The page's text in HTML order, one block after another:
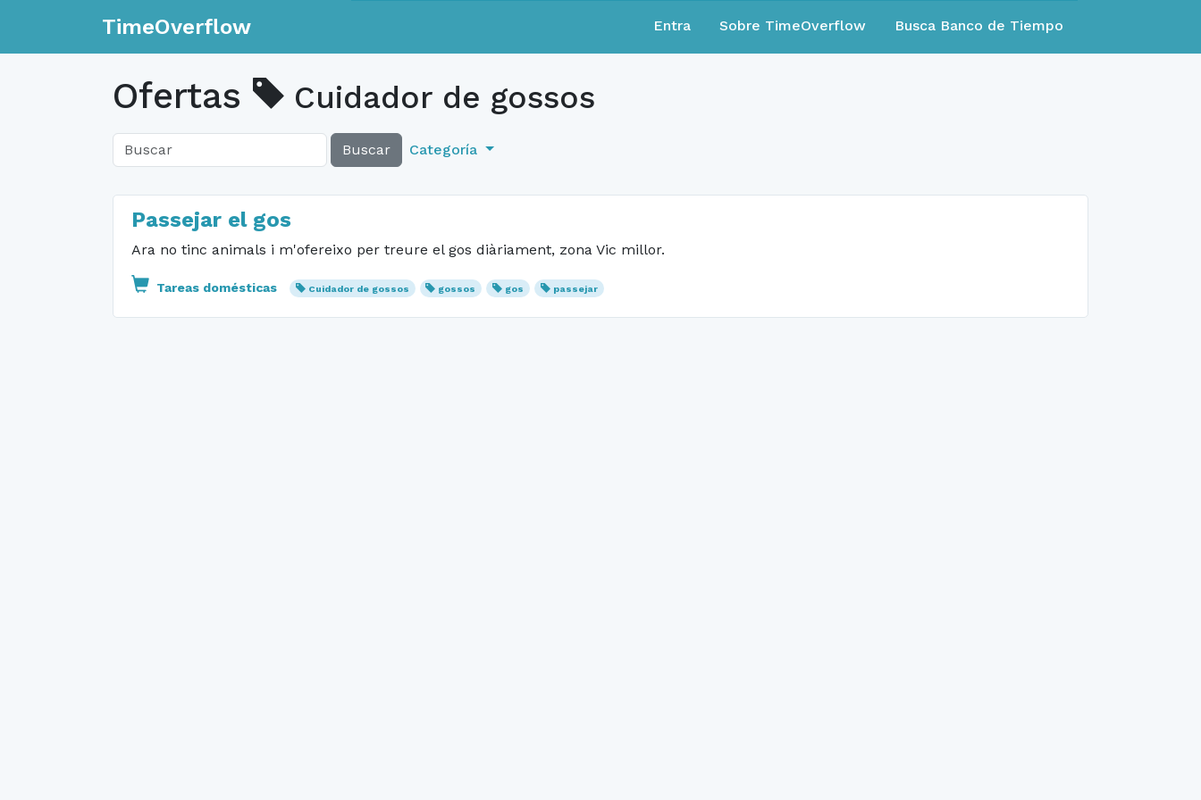
TimeOverflow Entra Sobre TimeOverflow Busca Banco de Tiempo
Ofertas Cuidador de gossos
Buscar Categoría
Passejar el gos
Ara no tinc animals i m'ofereixo per treure el gos diàriament, zona Vic millor.
Tareas domésticas Cuidador de gossos gossos gos passejar